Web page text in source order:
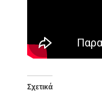
Σχετικά